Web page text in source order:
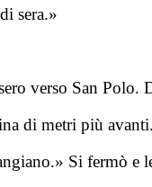
sera.»
verso San
di metri più
Si fermò e